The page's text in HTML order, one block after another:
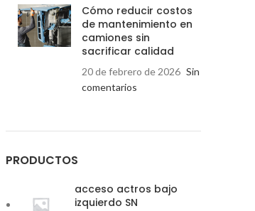
Cómo reducir costos
de mantenimiento en
camiones sin
sacrificar calidad
20 de febrero de 2026 Sin
comentarios
PRODUCTOS
acceso actros bajo
izquierdo SN